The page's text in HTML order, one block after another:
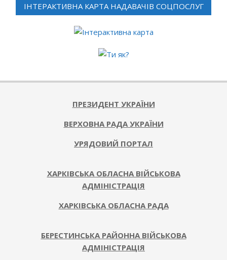
ІНТЕРАКТИВНА КАРТА НАДАВАЧІВ СОЦПОСЛУГ
ПРЕЗИДЕНТ УКРАЇНИ
ВЕРХОВНА РАДА УКРАЇНИ
УРЯДОВИЙ ПОРТАЛ
ХАРКІВСЬКА ОБЛАСНА ВІЙСЬКОВА
АДМІНІСТРАЦІЯ
ХАРКІВСЬКА ОБЛАСНА РАДА
БЕРЕСТИНСЬКА РАЙОННА ВІЙСЬКОВА
АДМІНІСТРАЦІЯ